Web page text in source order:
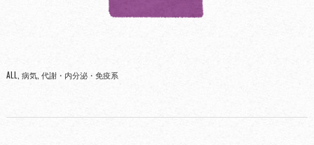
ALL 病気 代謝・内分泌・免疫系